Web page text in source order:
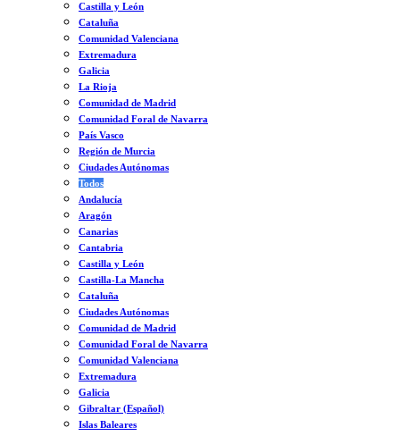
Castilla y León
Cataluña
Comunidad Valenciana
Extremadura
Galicia
La Rioja
Comunidad de Madrid
Comunidad Foral de Navarra
País Vasco
Región de Murcia
Ciudades Autónomas
Todos
Andalucía
Aragón
Canarias
Cantabria
Castilla y León
Castilla-La Mancha
Cataluña
Ciudades Autónomas
Comunidad de Madrid
Comunidad Foral de Navarra
Comunidad Valenciana
Extremadura
Galicia
Gibraltar (Español)
Islas Baleares